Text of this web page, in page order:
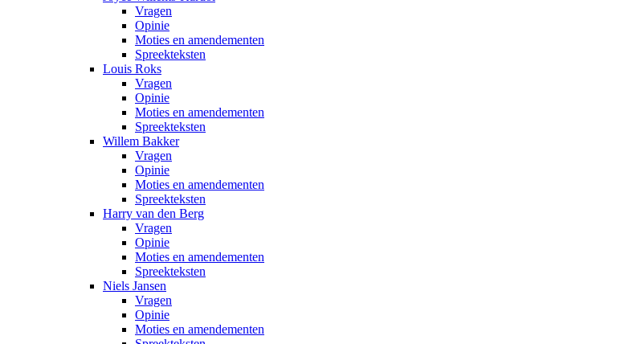
Vragen
Opinie
Moties en amendementen
Spreekteksten
Louis Roks
Vragen
Opinie
Moties en amendementen
Spreekteksten
Willem Bakker
Vragen
Opinie
Moties en amendementen
Spreekteksten
Harry van den Berg
Vragen
Opinie
Moties en amendementen
Spreekteksten
Niels Jansen
Vragen
Opinie
Moties en amendementen